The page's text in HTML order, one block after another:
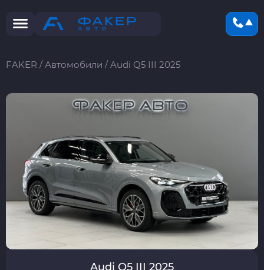
FAKER /Автомобили /Audi Q5 III 2025
Audi Q5 III 2025